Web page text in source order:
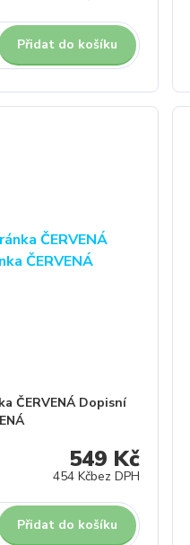
Přidat do košíku
ČERVENÁ Dopisní
549 Kč
454 Kčbez DPH
Přidat do košíku